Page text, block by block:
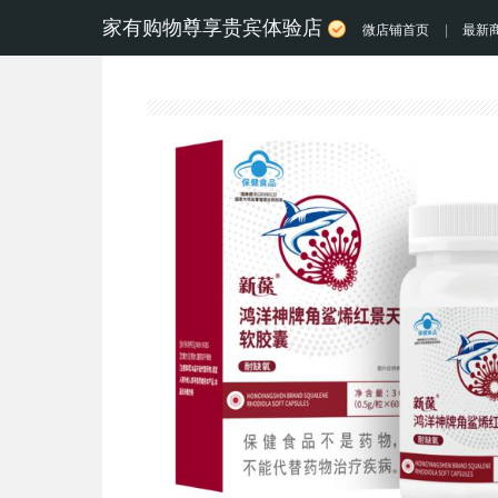
家有购物尊享贵宾体验店 微店铺首页 最新